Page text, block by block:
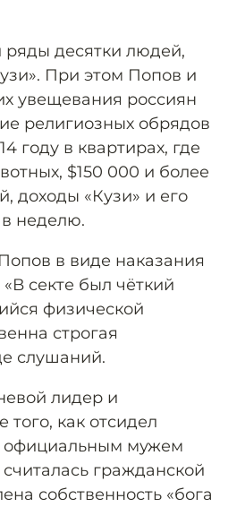
ряды десятки людей,
При этом Попов и
увещевания россиян
религиозных обрядов
году в квартирах, где
$150 000 и более
доходы «Кузи» и его
в неделю.
в виде наказания
секте был чёткий
физической
строгая
слушаний.
лидер и
как отсидел
официальным мужем
гражданской
собственность «бога